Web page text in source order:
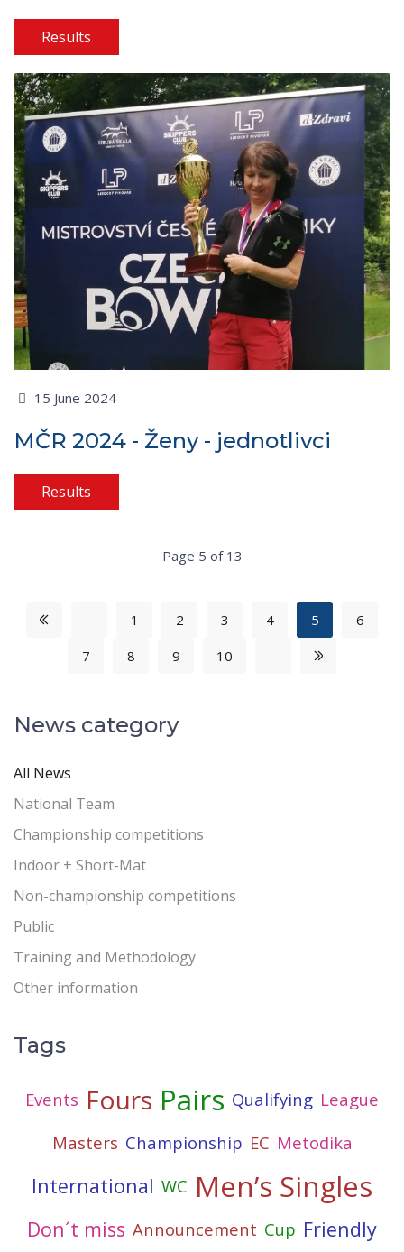
Results
15 June 2024
MČR 2024 - Ženy - jednotlivci
Results
Page 5 of 13
1 2 3 4 5
6
7
8 9 10
News category
All News
National Team
Championship competitions
Indoor + Short-Mat
Non-championship competitions
Public
Training and Methodology
Other information
Tags
Events Fours Pairs Qualifying League
Masters Championship EC Metodika
International WC Men’s Singles
Don´t miss Announcement Cup Friendly